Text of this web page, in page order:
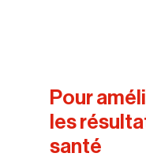
Pour
les
santé